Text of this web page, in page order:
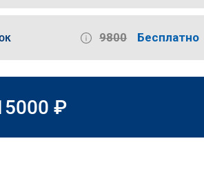
9800 Бесплатно
₽